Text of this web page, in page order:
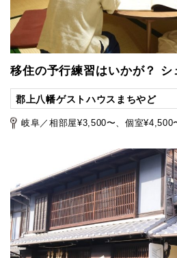
移住の予行練習はいかが？
郡上八幡ゲストハウスまちやど
岐阜／相部屋¥3,500〜、個室¥4,500